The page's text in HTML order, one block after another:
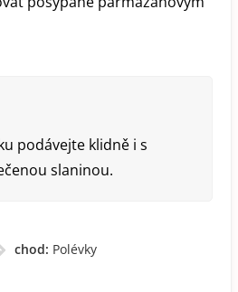
podávejte klidně i s
slaninou.
chod: Polévky